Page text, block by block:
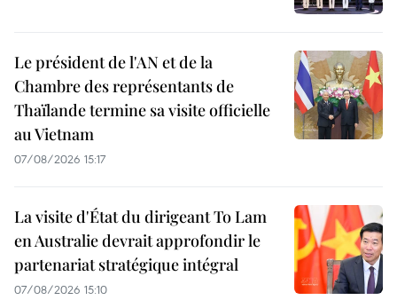
Le président de l'AN et de la
Chambre des représentants de
Thaïlande termine sa visite officielle
au Vietnam
07/08/2026 15:17
La visite d'État du dirigeant To Lam
en Australie devrait approfondir le
partenariat stratégique intégral
07/08/2026 15:10